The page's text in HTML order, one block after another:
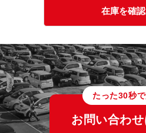
たった30秒で
お問い合わ